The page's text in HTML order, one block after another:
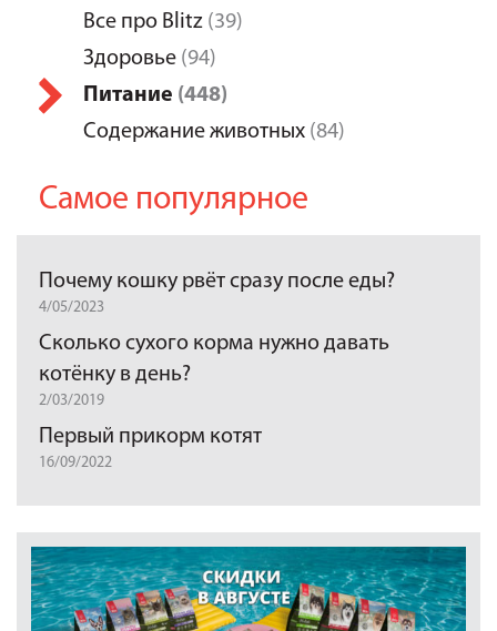
Все про Blitz (39)
Здоровье (94)
Питание (448)
Содержание животных (84)
Самое популярное
Почему кошку рвёт сразу после еды?
4/05/2023
Сколько сухого корма нужно давать
котёнку в день?
2/03/2019
Первый прикорм котят
16/09/2022